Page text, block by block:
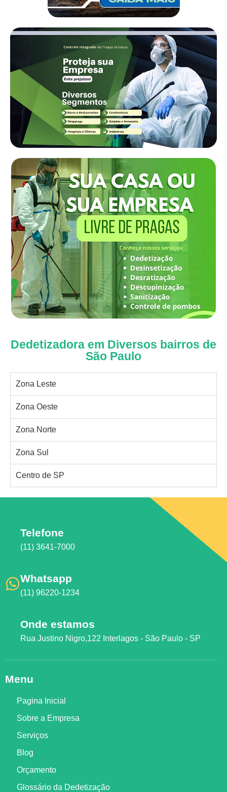
Dedetizadora em Diversos bairros de
São Paulo
Zona Leste
Zona Oeste
Zona Norte
Zona Sul
Centro de SP
Telefone
(11) 3641-7000
Whatsapp
(11) 96220-1234
Onde estamos
Rua Justino Nigro,122 Interlagos - São Paulo - SP
Menu
Pagina Inicial
Sobre a Empresa
Serviços
Blog
Orçamento
Glossário da Dedetização